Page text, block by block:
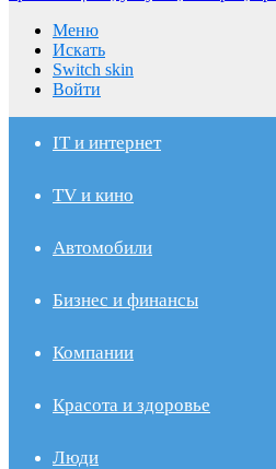
Меню
Искать
Switch skin
Войти
IT и интернет
TV и кино
Автомобили
Бизнес и финансы
Компании
Красота и здоровье
Люди